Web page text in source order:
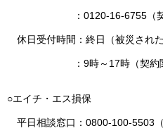
：0120-16-6755（
休日受付時間：終日（被災され
：9時～17時（契約
○エイチ・エス損保
平日相談窓口：0800-100-5503（